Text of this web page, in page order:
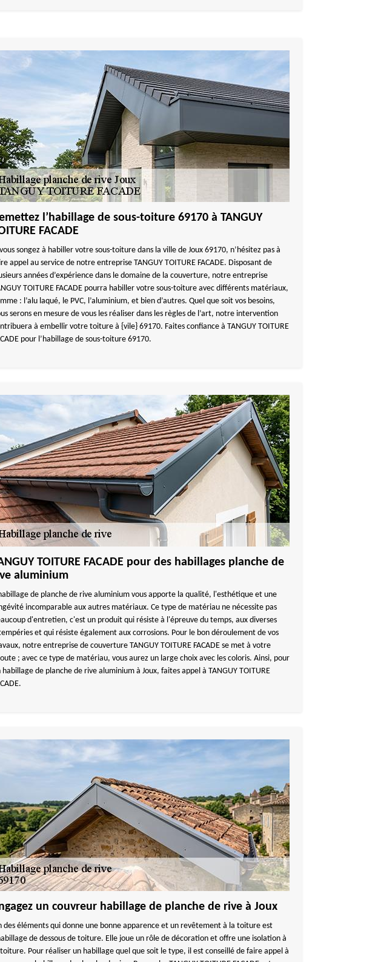
l’habillage de sous-toiture 69170 à TANGUY
FACADE
songez à habiller votre sous-toiture dans la ville de Joux 69170, n’hésitez pas à
appel au service de notre entreprise TANGUY TOITURE FACADE. Disposant de
années d’expérience dans le domaine de la couverture, notre entreprise
TOITURE FACADE pourra habiller votre sous-toiture avec différents matériaux,
: l’alu laqué, le PVC, l’aluminium, et bien d’autres. Quel que soit vos besoins,
serons en mesure de vous les réaliser dans les règles de l’art, notre intervention
à embellir votre toiture à {vile} 69170. Faites confiance à TANGUY TOITURE
pour l’habillage de sous-toiture 69170.
TOITURE FACADE pour des habillages planche de
aluminium
de planche de rive aluminium vous apporte la qualité, l'esthétique et une
incomparable aux autres matériaux. Ce type de matériau ne nécessite pas
d'entretien, c'est un produit qui résiste à l'épreuve du temps, aux diverses
et qui résiste également aux corrosions. Pour le bon déroulement de vos
notre entreprise de couverture TANGUY TOITURE FACADE se met à votre
; avec ce type de matériau, vous aurez un large choix avec les coloris. Ainsi, pour
habillage de planche de rive aluminium à Joux, faites appel à TANGUY TOITURE
un couvreur habillage de planche de rive à Joux
des éléments qui donne une bonne apparence et un revêtement à la toiture est
de dessous de toiture. Elle joue un rôle de décoration et offre une isolation à
Pour réaliser un habillage quel que soit le type, il est conseillé de faire appel à